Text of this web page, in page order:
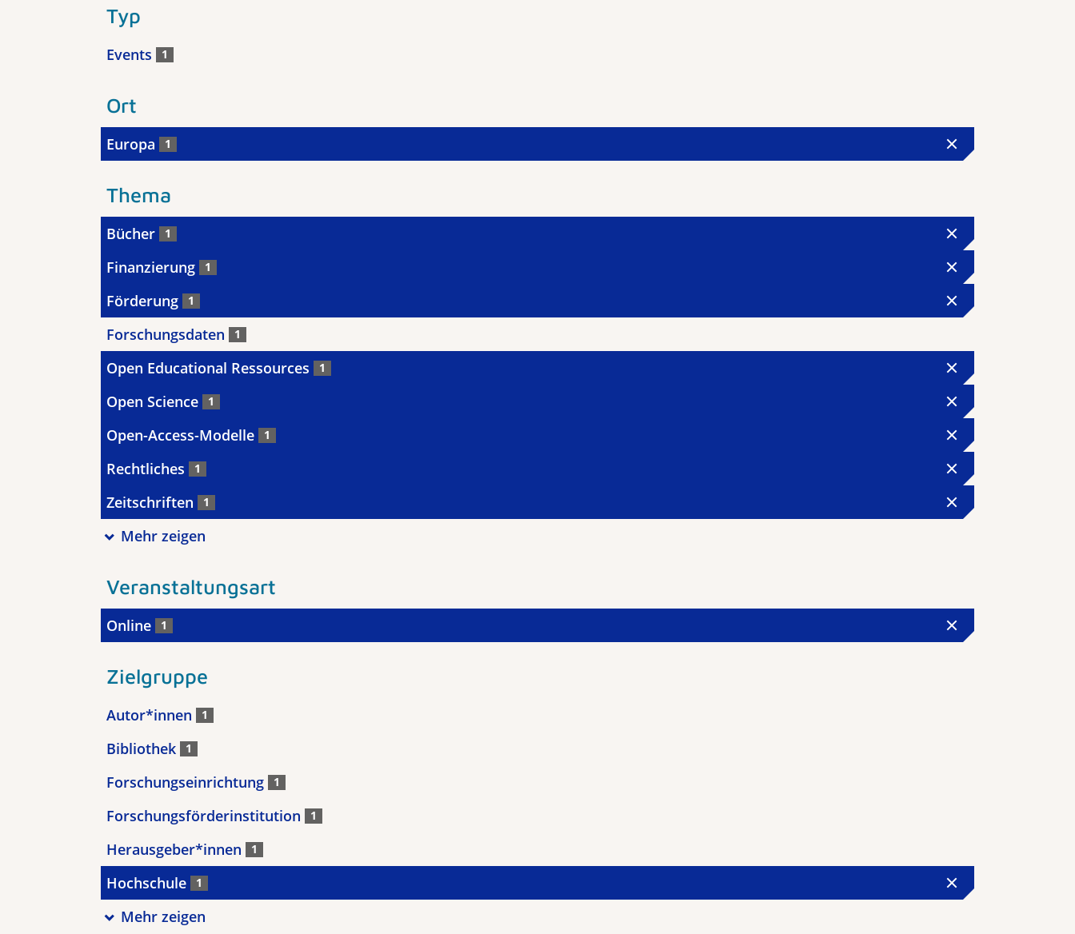
Typ
Events 1
Ort
Europa 1
Thema
Bücher 1
Finanzierung 1
Förderung 1
Forschungsdaten 1
Open Educational Ressources 1
Open Science 1
Open-Access-Modelle 1
Rechtliches 1
Zeitschriften 1
Mehr zeigen
Veranstaltungsart
Online 1
Zielgruppe
Autor*innen 1
Bibliothek 1
Forschungseinrichtung 1
Forschungsförderinstitution 1
Herausgeber*innen 1
Hochschule 1
Mehr zeigen